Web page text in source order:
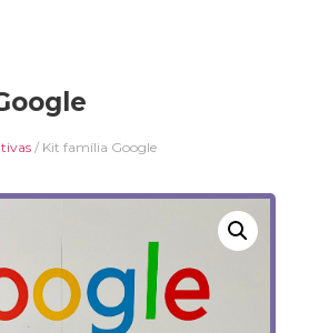
/ Kit família Google